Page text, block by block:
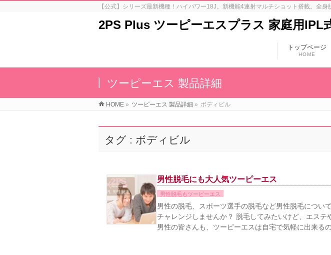
【公式】シリーズ最新機種！ハイパワー18J。新機能4連射マルチショット搭載。全
2PS Plus ツーピーエスプラス 家庭用IPL
トップページ
HOME
ツーピーエス 製品詳細
HOME » ツーピーエス 製品詳細 » ボディビル
タグ : ボディビル
男性脱毛にも大人気ツーピーエス
男性脱毛もツーピーエス
男性の脱毛、スポーツ選手の脱毛など男性脱毛につい
チャレンジしませんか？ 脱毛してみたいけど、エステ
男性の皆さんも、ツーピーエスは自宅で気軽に出来る